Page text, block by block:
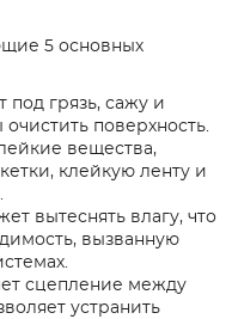
5 основных
под грязь, сажу и
поверхность.
вещества,
клейкую ленту и
вытеснять влагу, что
вызванную
сцепление между
устранить